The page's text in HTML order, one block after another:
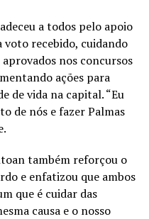
a todos pelo apoio
voto recebido, cuidando
nos concursos
ações para
de vida na capital. “Eu
de nós e fazer Palmas
também reforçou o
e enfatizou que ambos
que é cuidar das
causa e o nosso